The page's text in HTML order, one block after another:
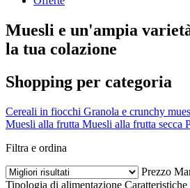
Muesli e un'ampia
la tua colazione
Shopping per categoria
Cereali in fiocchi Granola e crunchy
Muesli alla frutta Muesli alla frutta secca
Filtra e ordina
Prezzo
Tipologia di alimentazione